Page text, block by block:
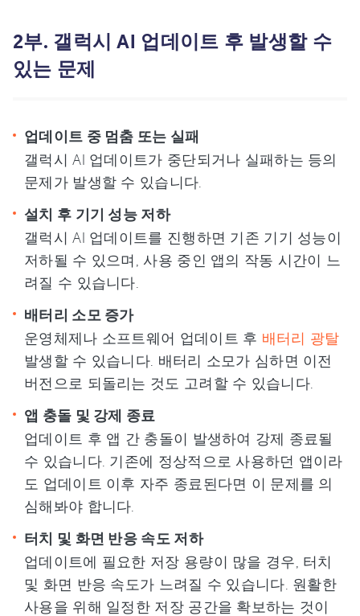
2부. 갤럭시 AI 업데이트 후 발생할 수
있는 문제
업데이트 중 멈춤 또는 실패
갤럭시 AI 업데이트가 중단되거나 실패하는 등의
문제가 발생할 수 있습니다.
설치 후 기기 성능 저하
갤럭시 AI 업데이트를 진행하면 기존 기기 성능이
저하될 수 있으며, 사용 중인 앱의 작동 시간이 느
려질 수 있습니다.
배터리 소모 증가
운영체제나 소프트웨어 업데이트 후 배터리 광탈
발생할 수 있습니다. 배터리 소모가 심하면 이전
버전으로 되돌리는 것도 고려할 수 있습니다.
앱 충돌 및 강제 종료
업데이트 후 앱 간 충돌이 발생하여 강제 종료될
수 있습니다. 기존에 정상적으로 사용하던 앱이라
도 업데이트 이후 자주 종료된다면 이 문제를 의
심해봐야 합니다.
터치 및 화면 반응 속도 저하
업데이트에 필요한 저장 용량이 많을 경우, 터치
및 화면 반응 속도가 느려질 수 있습니다. 원활한
사용을 위해 일정한 저장 공간을 확보하는 것이